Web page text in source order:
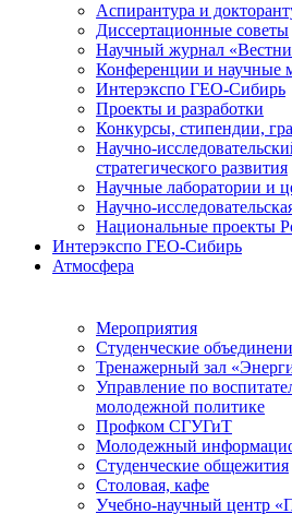
Аспирантура и
Диссертационные советы
Научный журнал
Конференции и научные
Интерэкспо ГЕО-Сибирь
Проекты и разработки
Конкурсы, стипендии,
Научно-
стратегического развития
Научные лаборатории и
Научно-
Национальные проекты
Интерэкспо ГЕО-Сибирь
Атмосфера
Мероприятия
Студенческие
Тренажерный зал
Управление по
молодежной политике
Профком СГУГиТ
Молодежный
Студенческие общежития
Столовая, кафе
Учебно-научный центр